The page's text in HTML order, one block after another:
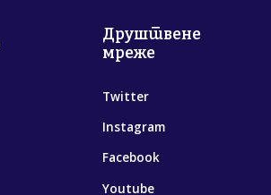
Друштвене
мреже
Twitter
Instagram
Facebook
Youtube